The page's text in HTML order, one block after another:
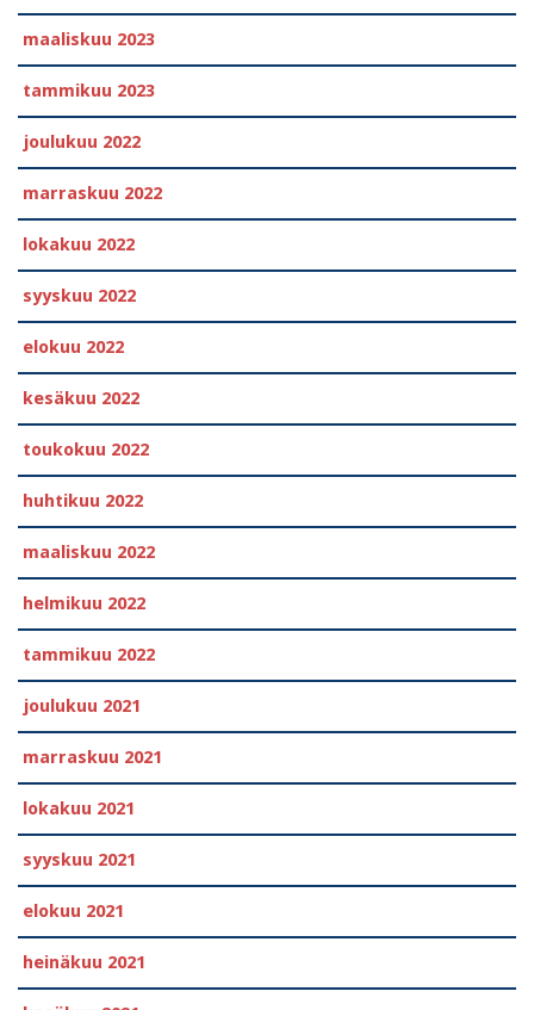
maaliskuu 2023
tammikuu 2023
joulukuu 2022
marraskuu 2022
lokakuu 2022
syyskuu 2022
elokuu 2022
kesäkuu 2022
toukokuu 2022
huhtikuu 2022
maaliskuu 2022
helmikuu 2022
tammikuu 2022
joulukuu 2021
marraskuu 2021
lokakuu 2021
syyskuu 2021
elokuu 2021
heinäkuu 2021